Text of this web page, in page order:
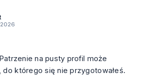
na pusty profil może
którego się nie przygotowałeś.